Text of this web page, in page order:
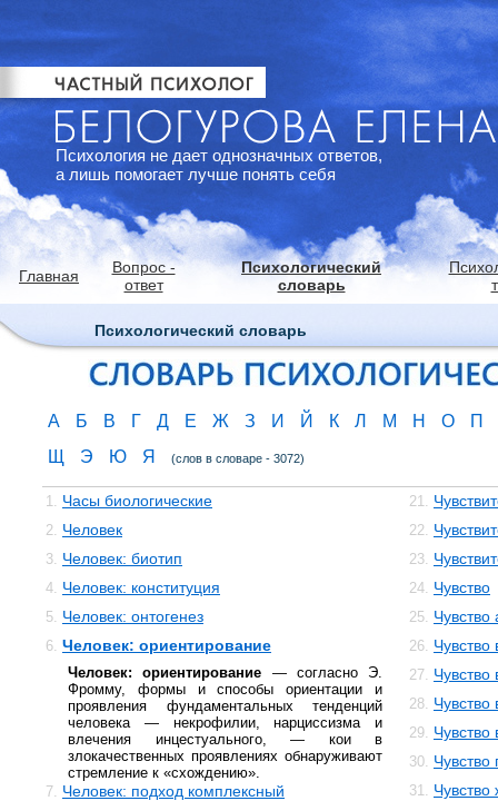
Психология не дает однозначных ответов,
а лишь помогает лучше понять себя
Главная
Вопрос -
ответ
Психологический
словарь
Психологический словарь
А Б В Г Д Е Ж З И Й К Л М Н О
П
Щ
Э Ю Я (слов в словаре - 3072)
1. Часы биологические
2. Человек
3. Человек: биотип
4. Человек: конституция
5. Человек: онтогенез
6. Человек: ориентирование
Человек: ориентирование — согласно Э.
Фромму, формы и способы ориентации и
проявления фундаментальных тенденций
человека — некрофилии, нарциссизма и
влечения инцестуального, — кои в
злокачественных проявлениях обнаруживают
стремление к «схождению».
7. Человек: подход комплексный
21.
22.
23.
24. Чувство
25. Чувство
26. Чувство
27. Чувство
28.
29.
30. Чувство
31.